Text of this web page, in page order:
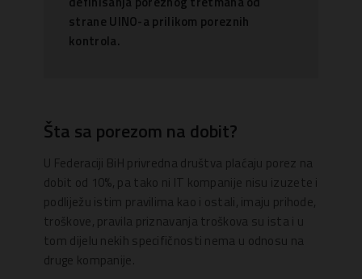
strane UINO-a prilikom poreznih
kontrola.
Šta sa porezom na dobit?
U Federaciji BiH privredna društva plaćaju porez na
dobit od 10%, pa tako ni IT kompanije nisu izuzete i
podliježu istim pravilima kao i ostali, imaju prihode,
troškove, pravila priznavanja troškova su ista i u
tom dijelu nekih specifičnosti nema u odnosu na
druge kompanije.